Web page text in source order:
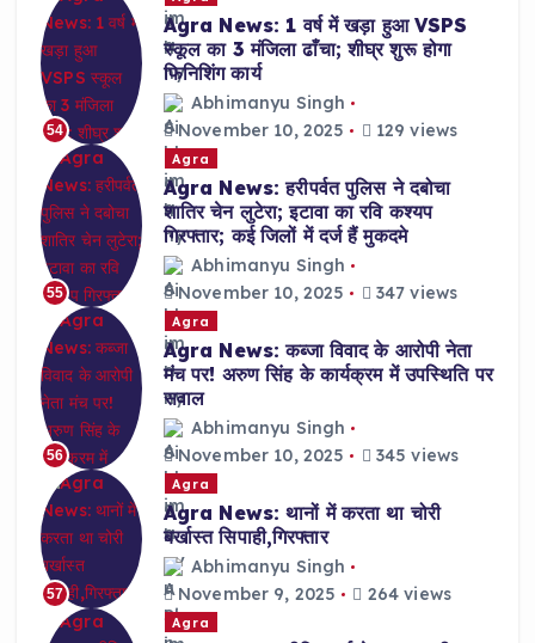
54
Agra News: 1 वर्ष में खड़ा हुआ VSPS
स्कूल का 3 मंजिला ढाँचा; शीघ्र शुरू होगा
फिनिशिंग कार्य
Abhimanyu Singh
November 10, 2025
129 views
55
Agra
Agra News: हरीपर्वत पुलिस ने दबोचा
शातिर चेन लुटेरा; इटावा का रवि कश्यप
गिरफ्तार; कई जिलों में दर्ज हैं मुकदमे
Abhimanyu Singh
November 10, 2025
347 views
56
Agra
Agra News: कब्जा विवाद के आरोपी नेता
मंच पर! अरुण सिंह के कार्यक्रम में उपस्थिति पर
सवाल
Abhimanyu Singh
November 10, 2025
345 views
57
Agra
Agra News: थानों में करता था चोरी
बर्खास्त सिपाही,गिरफ्तार
Abhimanyu Singh
November 9, 2025
264 views
Agra